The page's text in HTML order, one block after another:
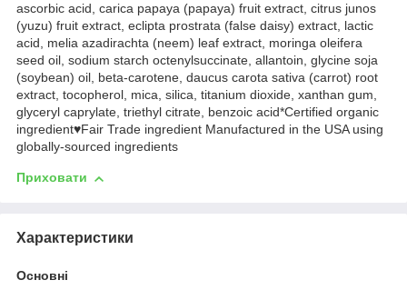
ascorbic acid, carica papaya (papaya) fruit extract, citrus junos
(yuzu) fruit extract, eclipta prostrata (false daisy) extract, lactic
acid, melia azadirachta (neem) leaf extract, moringa oleifera
seed oil, sodium starch octenylsuccinate, allantoin, glycine soja
(soybean) oil, beta-carotene, daucus carota sativa (carrot) root
extract, tocopherol, mica, silica, titanium dioxide, xanthan gum,
glyceryl caprylate, triethyl citrate, benzoic acid*Certified organic
ingredient♥Fair Trade ingredient Manufactured in the USA using
globally-sourced ingredients
Приховати
Характеристики
Основні